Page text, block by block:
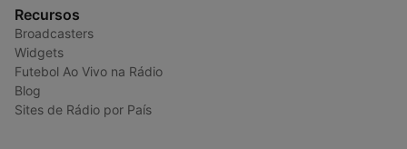
Recursos
Broadcasters
Widgets
Futebol Ao Vivo na Rádio
Blog
Sites de Rádio por País